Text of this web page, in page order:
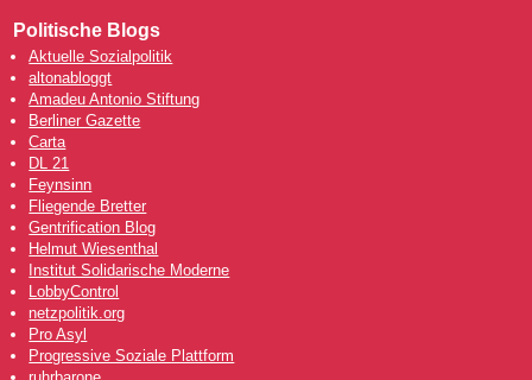
Politische Blogs
Aktuelle Sozialpolitik
altonabloggt
Amadeu Antonio Stiftung
Berliner Gazette
Carta
DL 21
Feynsinn
Fliegende Bretter
Gentrification Blog
Helmut Wiesenthal
Institut Solidarische Moderne
LobbyControl
netzpolitik.org
Pro Asyl
Progressive Soziale Plattform